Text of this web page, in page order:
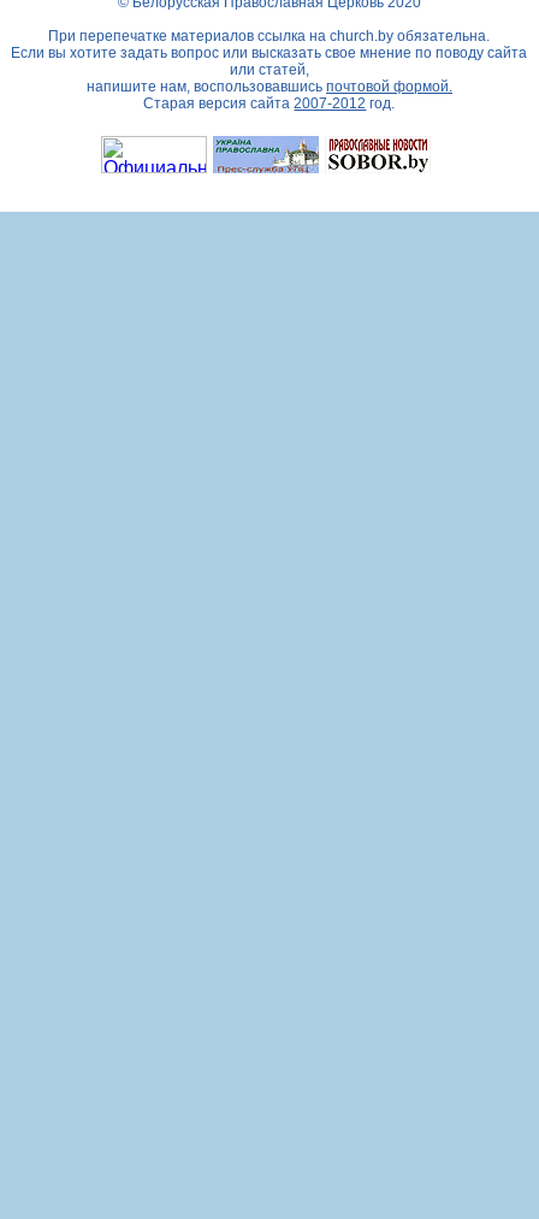
При перепечатке материалов ссылка наchurch.by обязательна.
Если вы хотите задать вопрос или высказать свое мнение по поводу сайта
или статей,
напишите нам, воспользовавшись почтовой формой.
Старая версия сайта2007-2012 год.